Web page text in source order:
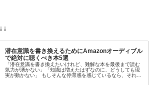
潜在意識を書き換えるためにAmazonオーディブル
で絶対に聴くべき本5選
「潜在意識を書き換えたいけれど、難解な本を最後まで読む
気力が湧かない」「知識は増えたはずなのに、どうしても現
実が動かない」 もしそんな停滞感を感じているなら、それは